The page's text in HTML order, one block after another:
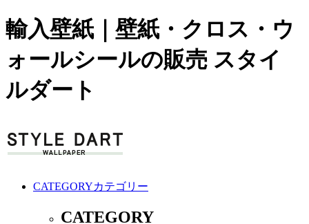
輸入壁紙｜壁紙・クロス・ウ
ォールシールの販売 スタイ
ルダート
CATEGORYカテゴリー
CATEGORY